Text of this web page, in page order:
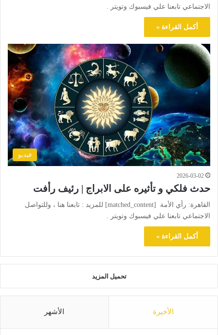
الاجتماعي تابعنا علي فيسبوك وتويتر .
أكمل القراءة »
فيديو
2026-03-02
حدث فلكي و تأثيره على الابراج | رئيف رأفت
القاهرة: رأي الأمة [matched_content] للمزيد : تابعنا هنا ، وللتواصل
الاجتماعي تابعنا علي فيسبوك وتويتر .
أكمل القراءة »
تحميل المزيد
الأخيرة الأشهر